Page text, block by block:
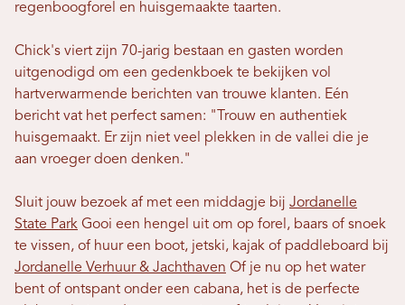
regenboogforel en huisgemaakte taarten.
Chick's viert zijn 70-jarig bestaan ​​en gasten worden
uitgenodigd om een ​​gedenkboek te bekijken vol
hartverwarmende berichten van trouwe klanten. Eén
bericht vat het perfect samen: "Trouw en authentiek
huisgemaakt. Er zijn niet veel plekken in de vallei die je
aan vroeger doen denken."
Sluit jouw bezoek af met een middagje bij Jordanelle
State Park Gooi een hengel uit om op forel, baars of snoek
te vissen, of huur een boot, jetski, kajak of paddleboard bij
Jordanelle Verhuur & Jachthaven Of je nu op het water
bent of ontspant onder een cabana, het is de perfecte